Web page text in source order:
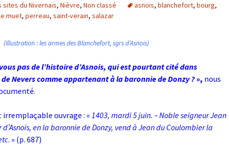
sites du Nivernais, Nièvre, Non classé asnois, blanchefort, bourg,
muet, perreau, saint-verain, salazar
(Illustration : les armes des Blanchefort, sgrs d’Asnois)
pas de l’histoire d’Asnois, qui est pourtant cité dans
Nevers comme appartenant à la baronnie de Donzy ?», nous
ouvrage : «1403, mardi 5 juin. – Noble seigneur Jean
en la baronnie de Donzy, vend à Jean du Coulombier la
. » (p. 687)